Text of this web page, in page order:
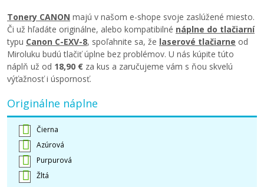
Tonery CANON majú v našom e-shope svoje zaslúžené miesto.
Či už hľadáte originálne, alebo kompatibilné náplne do tlačiarní
typu Canon C-EXV-8, spoľahnite sa, že laserové tlačiarne od
Miroluku budú tlačiť úplne bez problémov. U nás kúpite túto
náplň už od 18,90 € za kus a zaručujeme vám s ňou skvelú
výťažnosť i úspornosť.
Originálne náplne
Čierna
Azúrová
Purpurová
Žltá